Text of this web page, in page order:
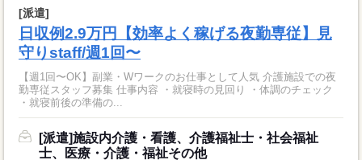
[派遣]
日収例2.9万円【効率よく稼げる夜勤専従】見
守りstaff/週1回〜
【週1回〜OK】副業・Wワークのお仕事として人気 介護施設での夜
勤専従スタッフ募集 仕事内容 ・就寝時の見回り ・体調のチェック
・就寝前後の準備の...
[派遣]施設内介護・看護、介護福祉士・社会福祉
士、医療・介護・福祉その他